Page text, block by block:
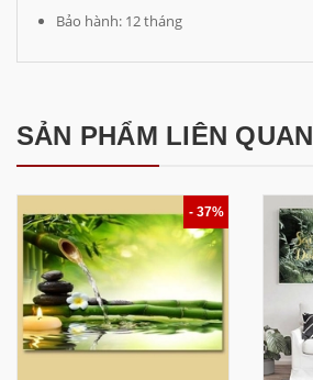
Bảo hành: 12 tháng
SẢN PHẨM LIÊN QUAN
- 37%